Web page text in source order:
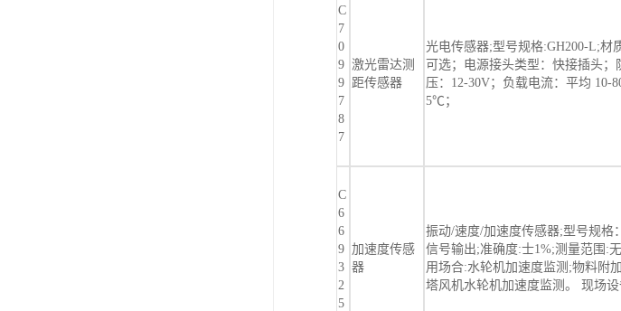
C
7
0
9
9
7
8
7
激光雷达测
距传感器
光电传感器;型号规格:GH200-L;材
可选；电源接头类型：快接插头
压：12-30V；负载电流：平均 10-
5℃；
C
6
6
9
3
2
5
加速度传感
器
振动/速度/加速度传感器;型号规格
信号输出;准确度:士1%;测量范围:
用场合:水轮机加速度监测;物料附
塔风机水轮机加速度监测。 现场设